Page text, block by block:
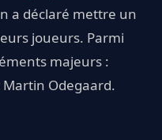
a déclaré mettre un
joueurs. Parmi
majeurs :
Martin Odegaard.